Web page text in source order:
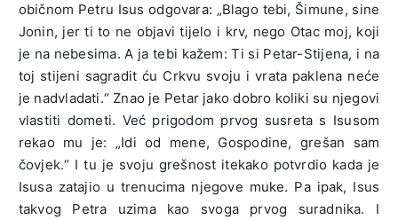
običnom Petru Isus odgovara: „Blago tebi, Šimune, sine
Jonin, jer ti to ne objavi tijelo i krv, nego Otac moj, koji
je na nebesima. A ja tebi kažem: Ti si Petar-Stijena, i na
toj stijeni sagradit ću Crkvu svoju i vrata paklena neće
je nadvladati.“ Znao je Petar jako dobro koliki su njegovi
vlastiti dometi. Već prigodom prvog susreta s Isusom
rekao mu je: „Idi od mene, Gospodine, grešan sam
čovjek.“ I tu je svoju grešnost itekako potvrdio kada je
Isusa zatajio u trenucima njegove muke. Pa ipak, Isus
takvog Petra uzima kao svoga prvog suradnika. I